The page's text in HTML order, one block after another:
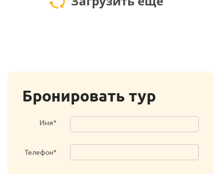
Бронировать тур
Имя*
Телефон*